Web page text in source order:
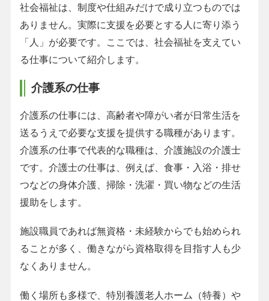
社会福祉は、制度や仕組みだけで成り立つものでは
ありません。実際に支援を必要とする人に寄り添う
「人」が必要です。ここでは、社会福祉を支えてい
る仕事について紹介します。
介護系の仕事
介護系の仕事には、高齢者や障がい者が日常生活を
送るうえで必要な支援を提供する職種があります。
介護系の仕事で代表的な職種は、介護施設の介護士
です。介護士の仕事は、例えば、食事・入浴・排せ
つなどの身体介護、掃除・洗濯・買い物などの生活
援助をします。
施設職員であれば無資格・未経験からでも始められ
ることが多く、働きながら資格取得を目指す人も少
なくありません。
働く場所も多様で、特別養護老人ホーム（特養）や